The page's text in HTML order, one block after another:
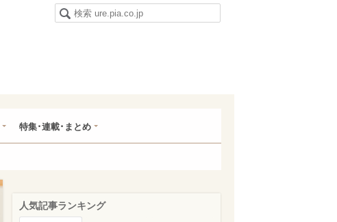
特集･連載･まとめ
人気記事ランキング